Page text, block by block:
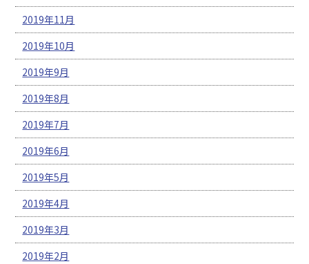
2019年11月
2019年10月
2019年9月
2019年8月
2019年7月
2019年6月
2019年5月
2019年4月
2019年3月
2019年2月